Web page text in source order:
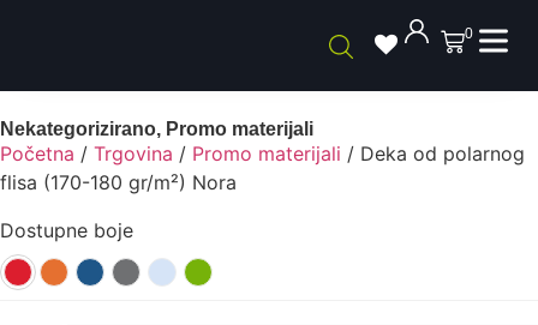
0
Nekategorizirano, Promo materijali
Početna / Trgovina / Promo materijali / Deka od polarnog
flisa (170-180 gr/m²) Nora
Dostupne boje